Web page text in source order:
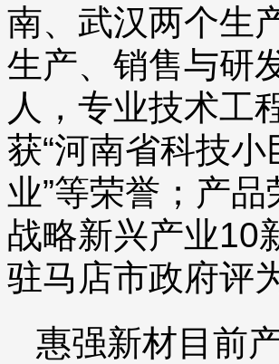
南、武汉两个生
生产、销售与研
人，专业技术工
获“河南省科技
业”等荣誉；产
战略新兴产业10
驻马店市政府评
惠强新材目前